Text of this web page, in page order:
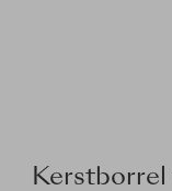
Kerstborrel